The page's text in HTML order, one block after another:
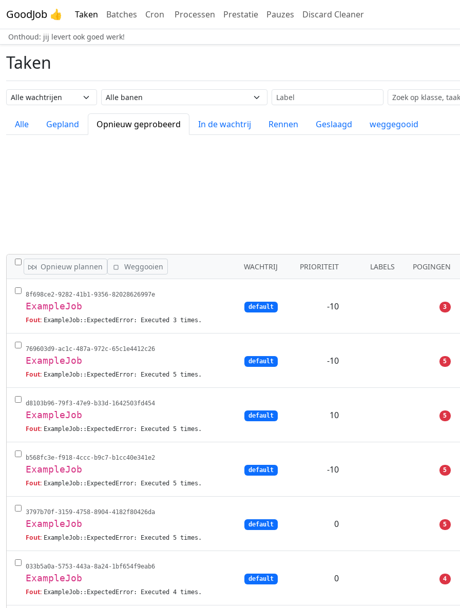
GoodJob 👍 Taken Batches Cron Processen Prestatie Pauzes Discard Cleaner
Onthoud: jij levert ook goed werk!
Taken
Wachtrij naam Taak naam Label Zoekopdracht
Alle Gepland Opnieuw geprobeerd In de wachtrij Rennen Geslaagd weggegooid
WISSEL ALLE VACATURES AF
Opnieuw plannen Weggooien WACHTRIJ PRIORITEIT LABELS POGINGEN
8f698ce2-9282-41b1-9356-82028626997e
ExampleJob
Fout: ExampleJob::ExpectedError: Executed 3 times.
default -10 3
769603d9-ac1c-487a-972c-65c1e4412c26
ExampleJob
Fout: ExampleJob::ExpectedError: Executed 5 times.
default -10 5
d8103b96-79f3-47e9-b33d-1642503fd454
ExampleJob
Fout: ExampleJob::ExpectedError: Executed 5 times.
default 10 5
b568fc3e-f918-4ccc-b9c7-b1cc40e341e2
ExampleJob
Fout: ExampleJob::ExpectedError: Executed 5 times.
default -10 5
3797b70f-3159-4758-8904-4182f80426da
ExampleJob
Fout: ExampleJob::ExpectedError: Executed 5 times.
default 0 5
033b5a0a-5753-443a-8a24-1bf654f9eab6
ExampleJob
Fout: ExampleJob::ExpectedError: Executed 4 times.
default 0 4